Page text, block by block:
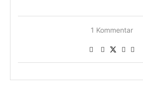
1 Kommentar